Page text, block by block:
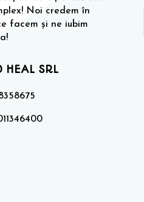
Noi credem în
facem și ne iubim
HEAL SRL